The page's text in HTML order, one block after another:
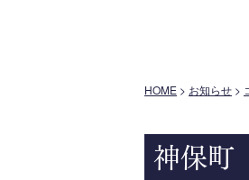
HOME > お知らせ >
神保町